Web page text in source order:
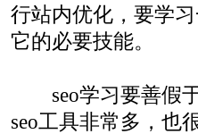
行站内优化，要学
它的必要技能。
seo学习要善假于
seo工具非常多，也